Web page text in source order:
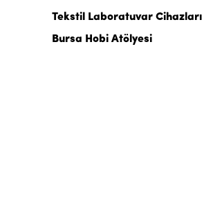
Tekstil Laboratuvar Cihazları
Bursa Hobi Atölyesi